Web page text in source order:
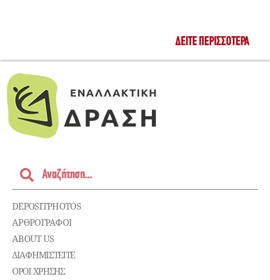
ΔΕΊΤΕ ΠΕΡΙΣΣΌΤΕΡΑ
DEPOSITPHOTOS
ΑΡΘΡΟΓΡΑΦΟΙ
ABOUT US
ΔΙΑΦΗΜΙΣΤΕΊΤΕ
ΌΡΟΙ ΧΡΉΣΗΣ